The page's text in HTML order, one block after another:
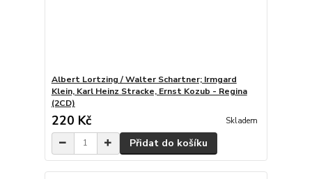
Albert Lortzing / Walter Schartner; Irmgard
Klein, Karl Heinz Stracke, Ernst Kozub - Regina
(2CD)
220 Kč Skladem
Přidat do košíku